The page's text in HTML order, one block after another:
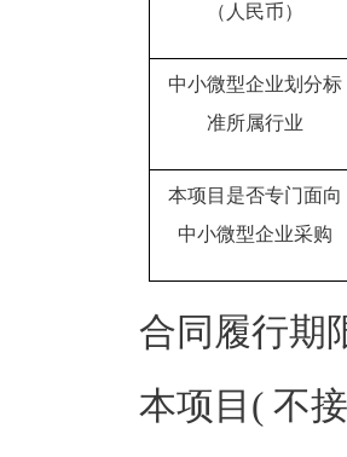
（人民币）
中小微型企业划分标
准所属行业
本项目是否专门面向
中小微型企业采购
合同履行期
本项目( 不